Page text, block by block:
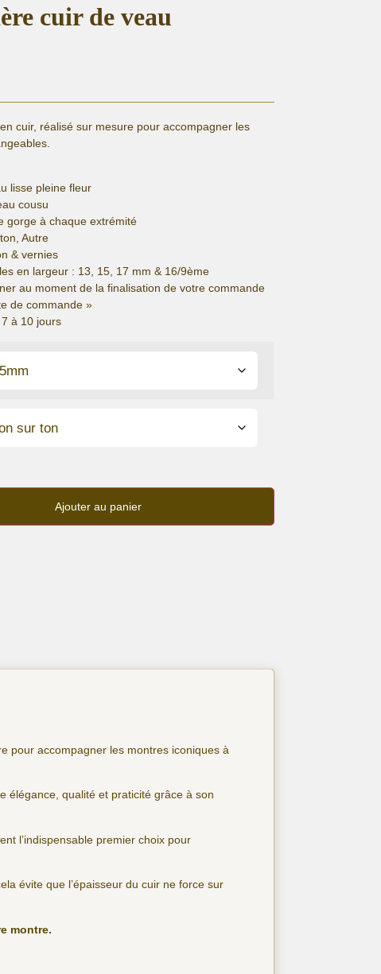
cuir de veau
cuir, réalisé sur mesure pour accompagner les
lisse pleine fleur
cousu
gorge à chaque extrémité
Autre
& vernies
en largeur : 13, 15, 17 mm & 16/9ème
au moment de la finalisation de votre commande
de commande »
7 à 10 jours
Ajouter au panier
pour accompagner les montres iconiques à
élégance, qualité et praticité grâce à son
l’indispensable premier choix pour
évite que l’épaisseur du cuir ne force sur
montre.